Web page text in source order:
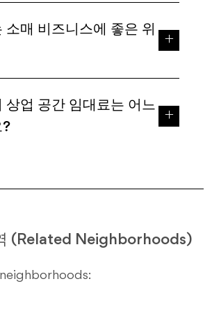
매 비즈니스에 좋은 위
업 공간 임대료는 어느
?
(Related Neighborhoods)